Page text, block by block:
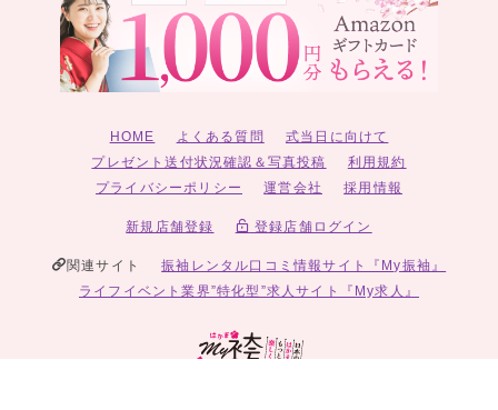
HOME よくある質問
式当日に向けて
プレゼント送付状況確認＆写真投稿
利用規約
プライバシーポリシー
運営会社 採用情報
新規店舗登録 登録店舗ログイン
関連サイト
振袖レンタル口コミ情報サイト『My振袖』
ライフイベント業界”特化型”求人サイト『My求人』